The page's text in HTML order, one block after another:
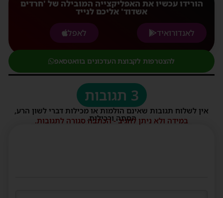
הורידו עכשיו את האפליקצייה המובילה של 'חרדים
אשדוד' אליכם לנייד
לאנדורואיד
לאפל
להצטרפות לקבוצת העדכונים בוואטסאפ
3 תגובות
אין לשלוח תגובות שאינם הולמות או מכילות דברי לשון הרע,
הסתה ורכילות.
במידה ולא ניתן להגיב - הכתבה סגורה לתגובות.